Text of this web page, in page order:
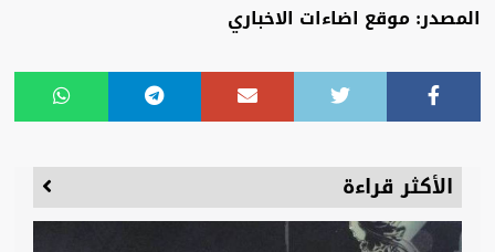
المصدر: موقع اضاءات الاخباري
الأكثر قراءة